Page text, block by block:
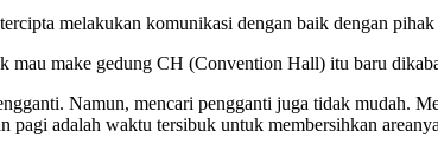
melakukan komunikasi dengan baik dengan
mau make gedung CH (Convention Hall) itu baru
Namun, mencari pengganti juga tidak mudah.
pagi adalah waktu tersibuk untuk membersihkan